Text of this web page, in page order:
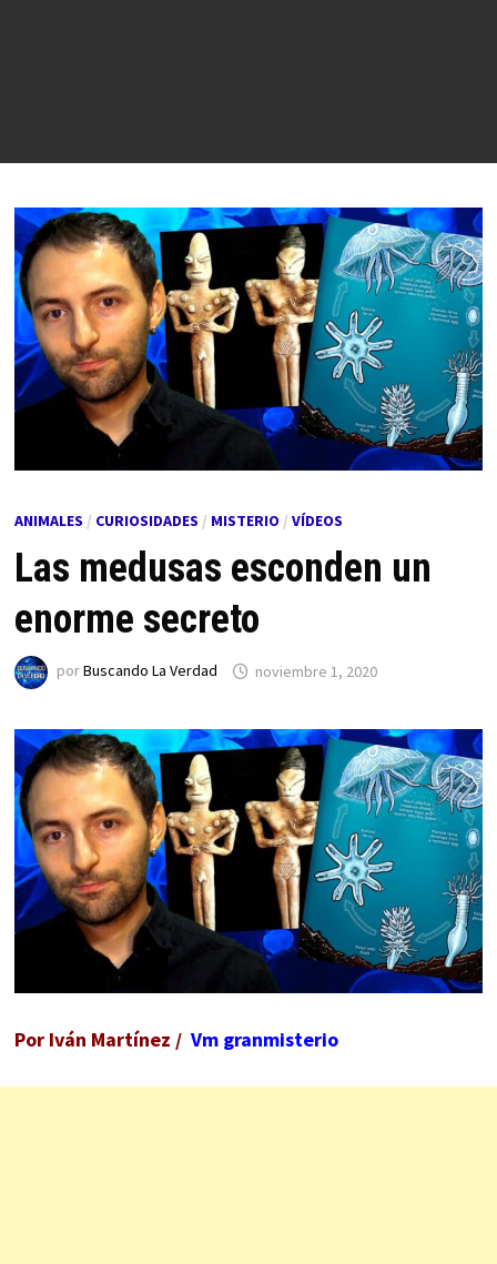
ANIMALES / CURIOSIDADES / MISTERIO / VÍDEOS
Las medusas esconden un
enorme secreto
porBuscando La Verdad noviembre 1, 2020
Por Iván Martínez / Vm granmisterio